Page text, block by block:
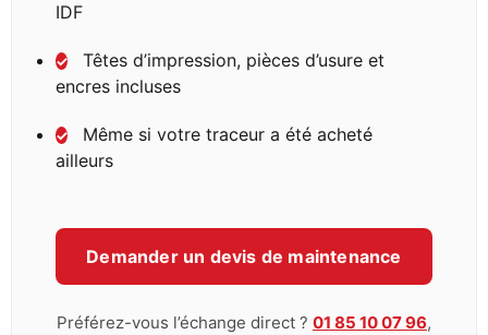
IDF
✓
Têtes d’impression, pièces d’usure et
encres incluses
✓
Même si votre traceur a été acheté
ailleurs
Demander un devis de maintenance
Préférez-vous l’échange direct ? 01 85 10 07 96,